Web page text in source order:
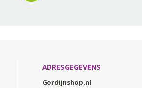
ADRESGEGEVENS
Gordijnshop.nl